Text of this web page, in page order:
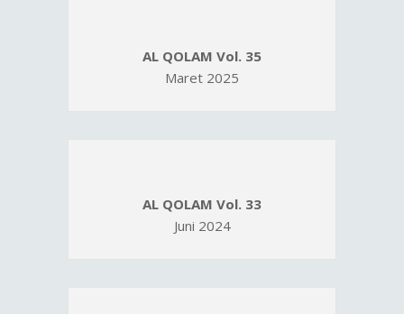
AL QOLAM Vol. 35
Maret 2025
AL QOLAM Vol. 33
Juni 2024